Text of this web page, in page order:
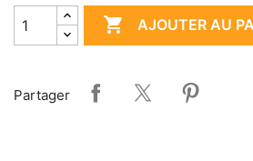
 AJOUTER AU
Partager